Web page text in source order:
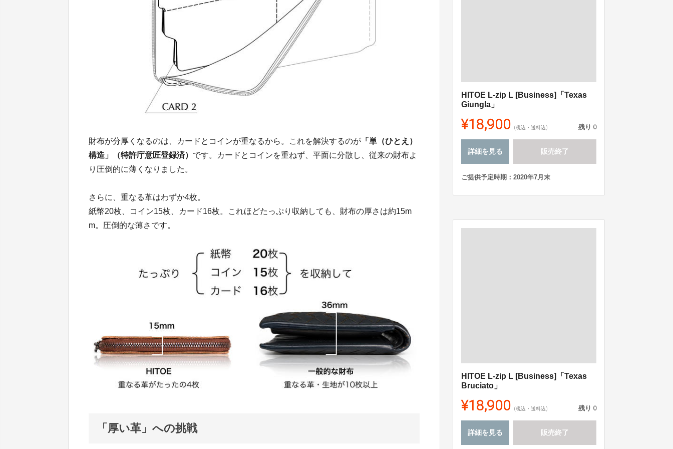
財布が分厚くなるのは、カードとコインが重なるから。これを解決するのが 「単（ひとえ）
構造」（特許庁意匠登録済） です。カードとコインを重ねず、平面に分散し、従来の財布よ
り圧倒的に薄くなりました。
さらに、重なる革はわずか4枚。
紙幣20枚、コイン15枚、カード16枚。これほどたっぷり収納しても、財布の厚さは約15m
m。圧倒的な薄さです。
「厚い革」への挑戦
HITOE L-zip L [Business]「Texas
Giungla」
¥18,900 (税込・送料込) 残り 0
詳細を見る 販売終了
ご提供予定時期：2020年7月末
HITOE L-zip L [Business]「Texas
Bruciato」
¥18,900 (税込・送料込) 残り 0
詳細を見る 販売終了